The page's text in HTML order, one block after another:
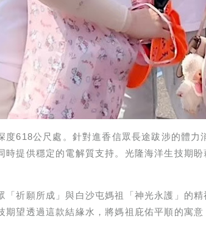
度618公尺處。針對進香信眾長途跋涉的體
時提供穩定的電解質支持。光隆海洋生技期
「祈願所成」與白沙屯媽祖「神光永護」的
期望透過這款結緣水，將媽祖庇佑平順的寓